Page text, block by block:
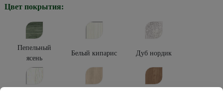
Цвет покрытия:
Пепельный
ясень
Белый кипарис Дуб нордик